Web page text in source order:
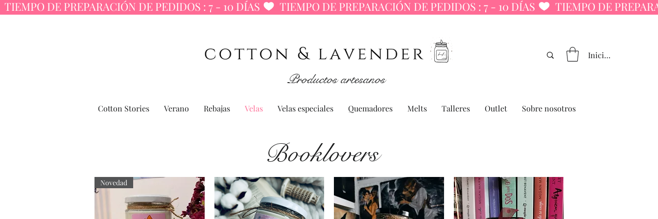
  TIEMPO DE PREPARACIÓN DE PEDIDOS : 7 - 10 DÍAS
Productos artesanos
Iniciar sesión
Cotton Stories Verano Rebajas Velas Velas especiales Quemadores Melts Talleres Outlet Sobre nosotros
Booklovers
Novedad